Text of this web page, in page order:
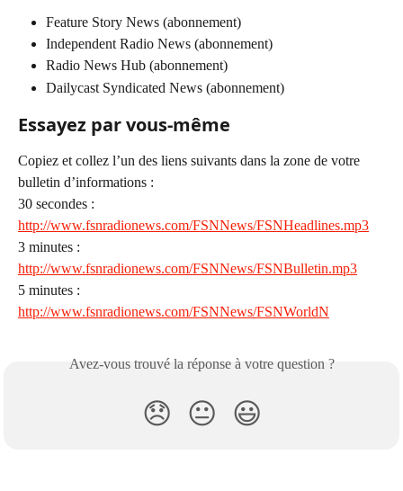
Feature Story News (abonnement)
Independent Radio News (abonnement)
Radio News Hub (abonnement)
Dailycast Syndicated News (abonnement)
Essayez par vous-même
Copiez et collez l’un des liens suivants dans la zone de votre
bulletin d’informations :
30 secondes :
http://www.fsnradionews.com/FSNNews/FSNHeadlines.mp3
3 minutes :
http://www.fsnradionews.com/FSNNews/FSNBulletin.mp3
5 minutes :
http://www.fsnradionews.com/FSNNews/FSNWorldN
Avez-vous trouvé la réponse à votre question ?
😞 😐 😃